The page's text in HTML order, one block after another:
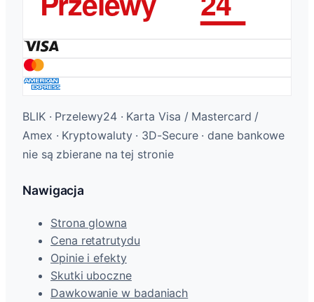
BLIK · Przelewy24 · Karta Visa / Mastercard /
Amex · Kryptowaluty · 3D-Secure · dane bankowe
nie są zbierane na tej stronie
Nawigacja
Strona glowna
Cena retatrutydu
Opinie i efekty
Skutki uboczne
Dawkowanie w badaniach